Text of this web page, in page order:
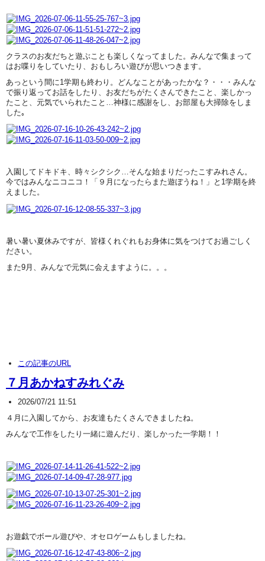
クラスのお友だちと遊ぶことも楽しくなってました。みんなで集まって
はお喋りをしていたり、おもしろい遊びが思いつきます。
あっという間に1学期も終わり。どんなことがあったかな？・・・みんな
で振り返ってお話をしたり、お友だちがたくさんできたこと、楽しかっ
たこと、元気でいられたこと…神様に感謝をし、お部屋も大掃除をしま
した｡
入園してドキドキ、時々シクシク…そんな始まりだったこすみれさん。
今ではみんなニコニコ！「９月になったらまた遊ぼうね！」と1学期を終
えました。
暑い暑い夏休みですが、皆様くれぐれもお身体に気をつけてお過ごしく
ださい。
また9月、みんなで元気に会えますように。。。
この記事のURL
７月あかねすみれぐみ
2026/07/21 11:51
４月に入園してから、お友達もたくさんできましたね。
みんなで工作をしたり一緒に遊んだり、楽しかった一学期！！
お遊戯でボール遊びや、オセロゲームもしましたね。